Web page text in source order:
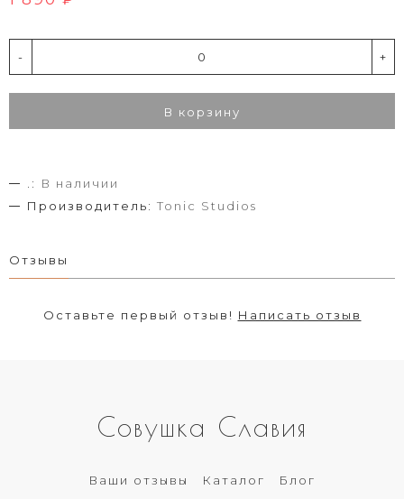
- +
В корзину
.:
В наличии
Производитель: Tonic Studios
Отзывы
Оставьте первый отзыв! Написать отзыв
Совушка Славия
Ваши отзывы Каталог
Блог